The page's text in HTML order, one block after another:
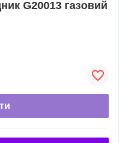
G20013 газовий